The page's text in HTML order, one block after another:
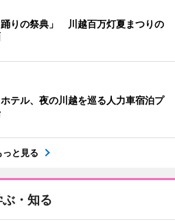
踊りの祭典」 川越百万灯夏まつりの
テル、夜の川越を巡る人力車宿泊プ
っと見る
ぶ・知る